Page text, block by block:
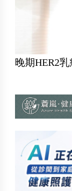
晚期HER2